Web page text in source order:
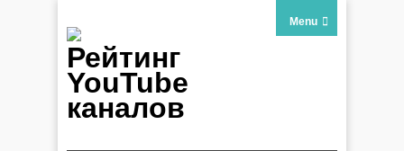
Рейтинг
YouTube
каналов
Menu